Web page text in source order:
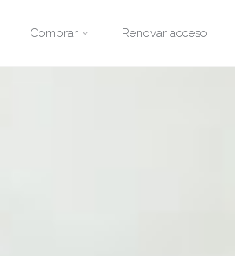
Comprar Renovar acceso